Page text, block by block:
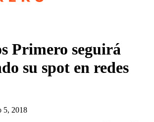
Primero seguirá
su spot en redes
5, 2018